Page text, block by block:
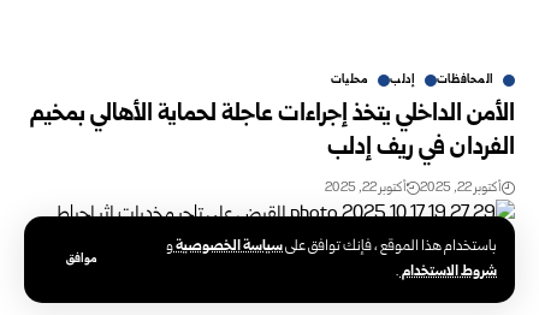
باستخدام هذا الموقع ، فإنك توافق علىسياسة الخصوصيةو
شروط الاستخدام.
موافق
المحافظات إدلب محليات
الأمن الداخلي يتخذ إجراءات عاجلة لحماية الأهالي بمخيم
الفردان في ريف إدلب
أكتوبر 22, 2025 أكتوبر 22, 2025